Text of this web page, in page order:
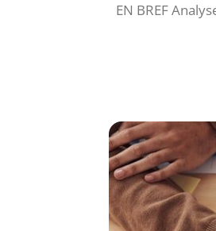
EN BREF